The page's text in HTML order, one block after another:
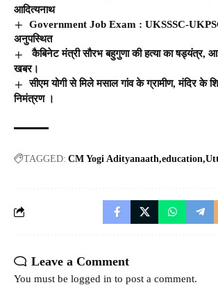
आदित्यनाथ
Government Job Exam : UKSSSC-
अनुपस्थित
कैबिनेट मंत्री सौरभ बहुगुणा की हत्या का षड्यंत्र,
खबर।
सीएम योगी से मिले मसाल गांव के ग्रामीण, मंदिर के
निमंत्रण ।
TAGGED: CM Yogi Adityanaath education
Leave a Comment
You must be logged in to post a comment.